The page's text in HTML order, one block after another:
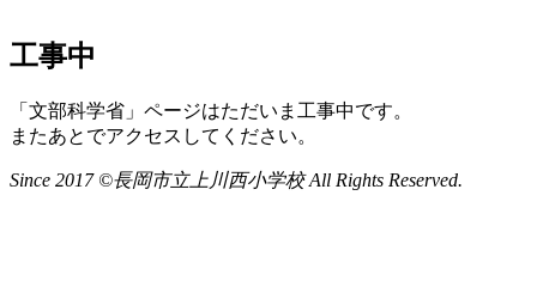
工事中
「文部科学省」ページはただいま工事中です。
またあとでアクセスしてください。
Since 2017 ©長岡市立上川西小学校 All Rights Reserved.